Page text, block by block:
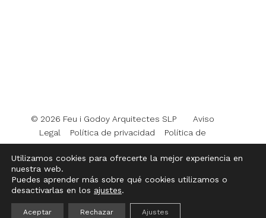
© 2026 Feu i Godoy Arquitectes SLP Aviso
Legal
Política de privacidad
Política de
cookies
Utilizamos cookies para ofrecerte la mejor experiencia en
nuestra web.
Puedes aprender más sobre qué cookies utilizamos o
desactivarlas en los ajustes.
Aceptar Rechazar Ajustes